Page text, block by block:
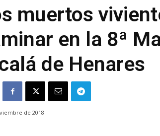
muertos
en la 8ª
de Henares
de 2018